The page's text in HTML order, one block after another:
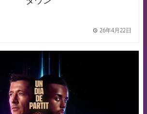
26年4月22日
FCB Barcelona badge